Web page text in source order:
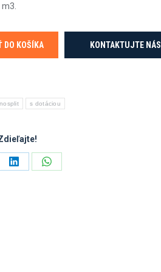
DO KOŠÍKA KONTAKTUJTE NÁS
s dotáciou
Share
Share